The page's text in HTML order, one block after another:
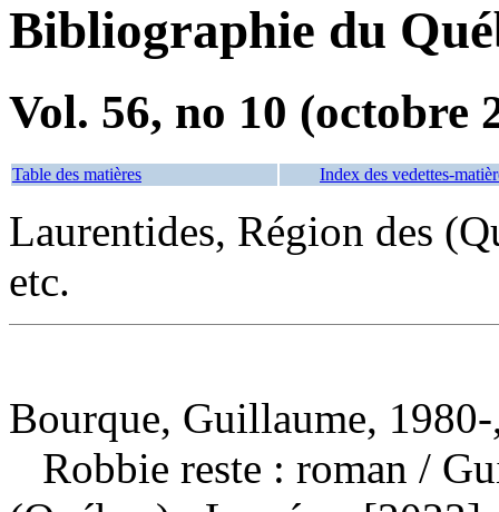
Bibliographie du
Vol. 56, no 10 (octobre
Table des matières Index des vedettes-
Laurentides, Région des
etc.
Bourque, Guillaume,
Robbie reste : roman /